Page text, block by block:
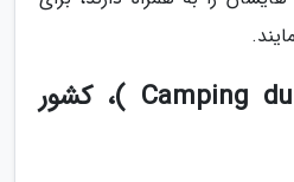
5. کمپ ( Camping du Brec )، کشور